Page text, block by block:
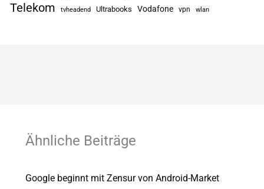
Telekom tvheadend Ultrabooks Vodafone vpn wlan
Ähnliche Beiträge
Google beginnt mit Zensur von Android-Market